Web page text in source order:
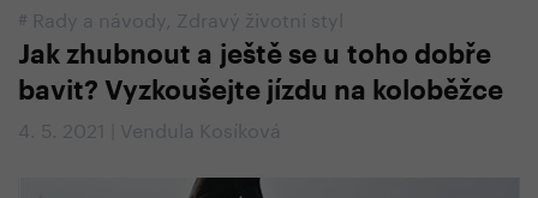
# Rady a návody Zdravý životní styl
Jak zhubnout a ještě se u toho dobře
bavit? Vyzkoušejte jízdu na koloběžce
4. 5. 2021 | Vendula Kosíková